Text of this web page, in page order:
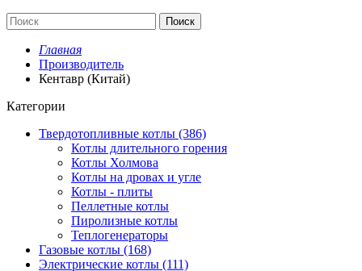
Поиск
Главная
Производитель
Кентавр (Китай)
Категории
Твердотопливные котлы (386)
Котлы длительного горения
Котлы Холмова
Котлы на дровах и угле
Котлы - плиты
Пеллетные котлы
Пиролизные котлы
Теплогенераторы
Газовые котлы (168)
Электрические котлы (111)